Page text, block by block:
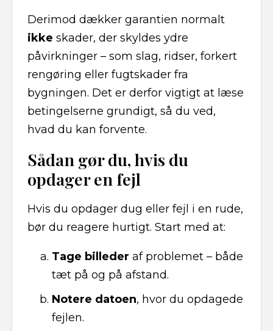
Derimod dækker garantien normalt
ikke skader, der skyldes ydre
påvirkninger – som slag, ridser, forkert
rengøring eller fugtskader fra
bygningen. Det er derfor vigtigt at læse
betingelserne grundigt, så du ved,
hvad du kan forvente.
Sådan gør du, hvis du
opdager en fejl
Hvis du opdager dug eller fejl i en rude,
bør du reagere hurtigt. Start med at:
Tage billeder af problemet – både
tæt på og på afstand.
Notere datoen, hvor du opdagede
fejlen.